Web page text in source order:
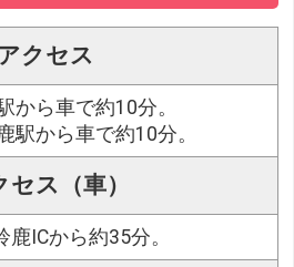
アクセス
から車で約10分。
駅から車で約10分。
セス（車）
ICから約35分。